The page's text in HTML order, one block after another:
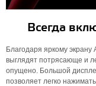
Всегда
Благодаря яркому
выглядят потрясающе и
опущено. Большой
позволяет легко